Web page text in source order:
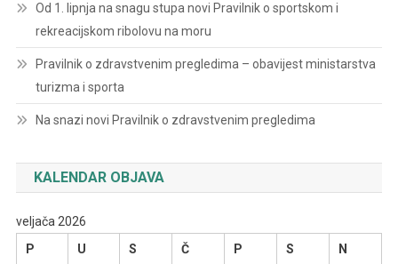
Od 1. lipnja na snagu stupa novi Pravilnik o sportskom i
rekreacijskom ribolovu na moru
Pravilnik o zdravstvenim pregledima – obavijest ministarstva
turizma i sporta
Na snazi novi Pravilnik o zdravstvenim pregledima
KALENDAR OBJAVA
veljača 2026
P
U S Č P S N